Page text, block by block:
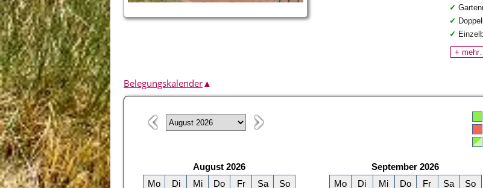
+
Belegungskalender▲